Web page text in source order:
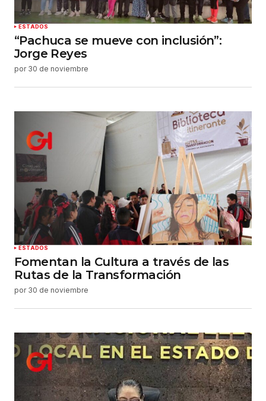
ESTADOS
“Pachuca se mueve con inclusión”:
Jorge Reyes
por 30 de noviembre
ESTADOS
Fomentan la Cultura a través de las
Rutas de la Transformación
por 30 de noviembre